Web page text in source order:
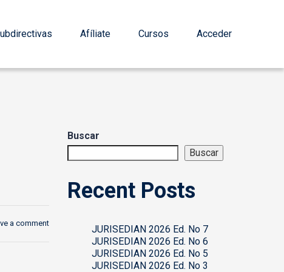
Afíliate Cursos Acceder
a comment
Buscar
Buscar
Recent Posts
JURISEDIAN 2026 Ed. No 7
JURISEDIAN 2026 Ed. No 6
JURISEDIAN 2026 Ed. No 5
JURISEDIAN 2026 Ed. No 3